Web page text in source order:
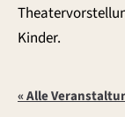
Kinder.
« Alle